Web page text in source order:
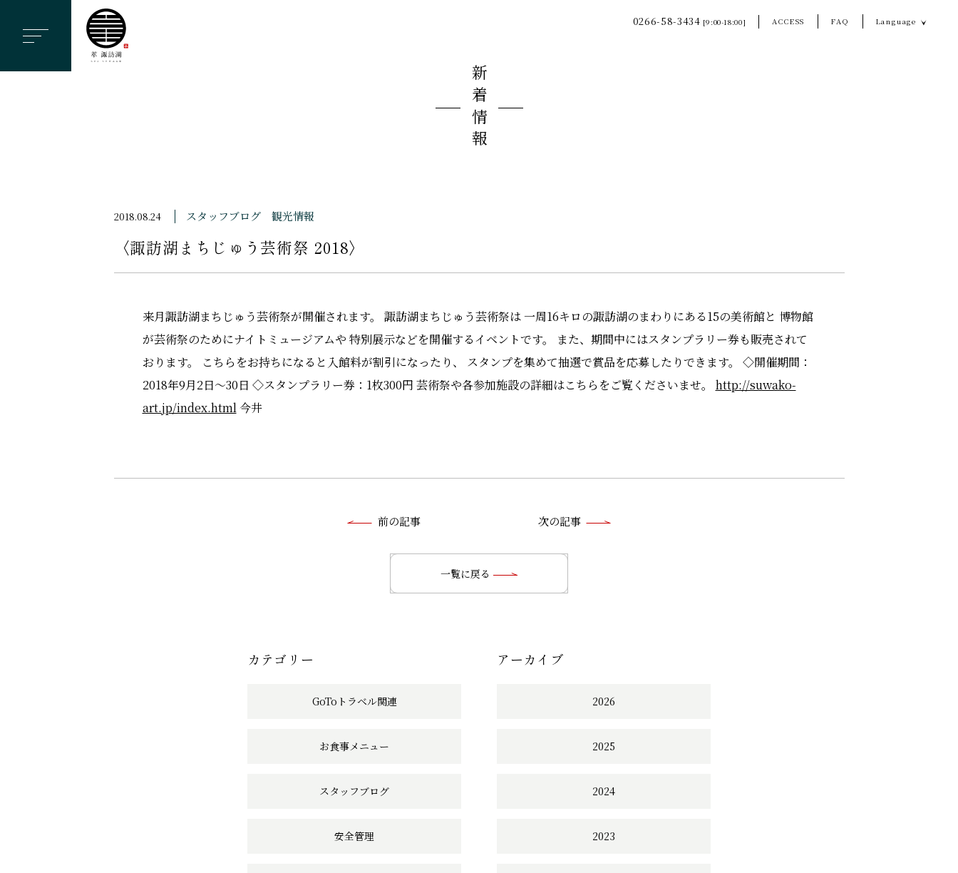
ー
0266-58-3434 [9:00-18:00] ACCESS FAQ Language
新着情報
〈諏訪湖まちじゅう芸術祭 2018〉
2018.08.24 スタッフブログ 観光情報
来月諏訪湖まちじゅう芸術祭が開催されます。 諏訪湖まちじゅう芸術祭は 一周16キロの諏訪湖のまわりにある15の美術館と 博物館
が芸術祭のためにナイトミュージアムや 特別展示などを開催するイベントです。 また、期間中にはスタンプラリー券も販売されて
おります。 こちらをお持ちになると入館料が割引になったり、 スタンプを集めて抽選で賞品を応募したりできます。 ◇開催期間：
2018年9月2日～30日 ◇スタンプラリー券：1枚300円 芸術祭や各参加施設の詳細はこちらをご覧くださいませ。 http://suwako-
art.jp/index.html今井
の
ン
ク
前の記事 次の記事
一覧に戻る
カテゴリー
GoToトラベル関連
お食事メニュー
スタッフブログ
安全管理
アーカイブ
2026
2025
2024
2023